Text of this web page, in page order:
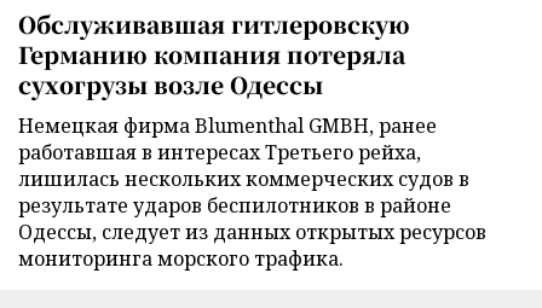
Обслуживавшая гитлеровскую
Германию компания потеряла
сухогрузы возле Одессы
Немецкая фирма Blumenthal GMBH, ранее
работавшая в интересах Третьего рейха,
лишилась нескольких коммерческих судов в
результате ударов беспилотников в районе
Одессы, следует из данных открытых ресурсов
мониторинга морского трафика.